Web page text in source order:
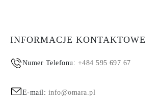
INFORMACJE KONTAKTOWE
Numer Telefonu: +484 595 697 67
E-mail: info@omara.pl